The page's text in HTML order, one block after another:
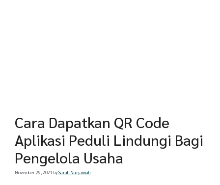
Cara Dapatkan QR Code
Aplikasi Peduli Lindungi Bagi
Pengelola Usaha
November 29, 2021 bySarah Nurjannah